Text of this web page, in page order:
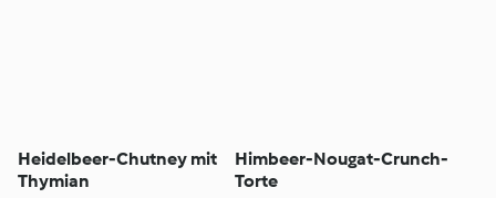
Heidelbeer-Chutney mit
Thymian
Himbeer-Nougat-Crunch-
Torte